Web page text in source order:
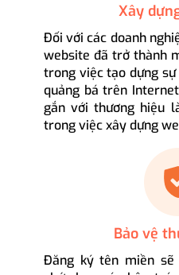
Xây
Đối với các doanh
website đã trở thành
trong việc tạo dựng
quảng bá trên
gắn với thương hiệu
trong việc xây dựng
Bảo vệ
Đăng ký tên miền sẽ